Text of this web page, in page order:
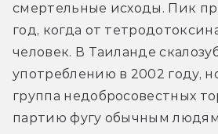
смертельные исходы. Пик
год, когда от
человек. В Таиланде
употреблению в 2002 году,
группа недобросовестных
партию фугу обычным